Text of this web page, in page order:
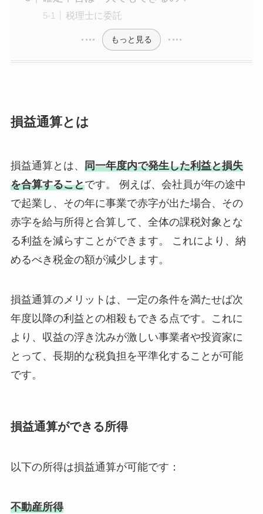
税理士に委託
もっと見る
損益通算とは
損益通算とは、 同一年度内で発生した利益と損失
を合算することです。 例えば、会社員が年の途中
で起業し、その年に事業で赤字が出た場合、その
赤字を給与所得と合算して、全体の課税対象とな
る利益を減らすことができます。 これにより、納
めるべき税金の額が減少します。
損益通算のメリットは、一定の条件を満たせば次
年度以降の利益との相殺もできる点です。これに
より、収益の浮き沈みが激しい事業者や投資家に
とって、長期的な税負担を平準化することが可能
です。
損益通算ができる所得
以下の所得は損益通算が可能です：
不動産所得